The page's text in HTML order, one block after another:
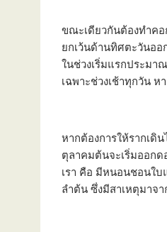
ขณะเดียวกันต้องทำค
ยกเว้นด้านทิศตะวันออ
ในช่วงเริ่มแรกประมา
เฉพาะช่วงเช้าทุกวัน
หากต้องการให้รากเดิ
ตุลาคมต้นจะเริ่มออกด
เรา คือ มีหนอนชอนใบ
ลำต้น ซึ่งมีสาเหตุมาจ